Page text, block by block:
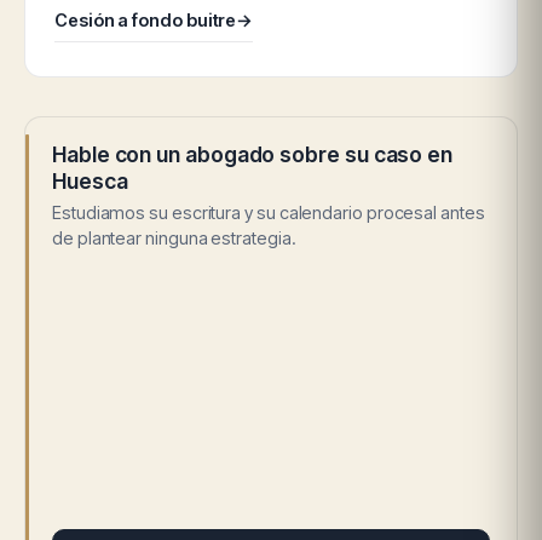
Cesión a fondo buitre→
Hable con un abogado sobre su caso en
Huesca
Estudiamos su escritura y su calendario procesal antes
de plantear ninguna estrategia.